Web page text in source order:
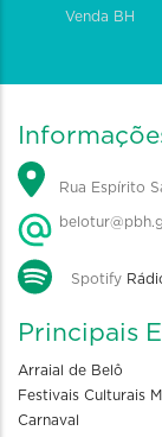
Venda BH
Rua Espírito
Spotify
Principais
Arraial de Belô
Festivais Culturais
Carnaval